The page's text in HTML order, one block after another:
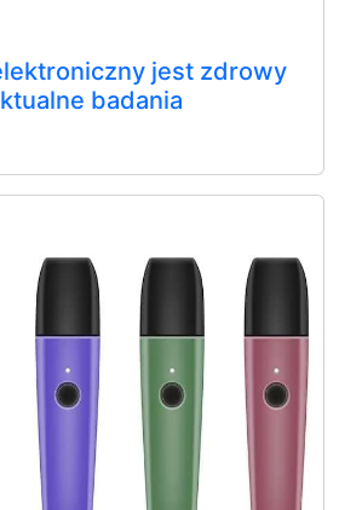
jest zdrowy
badania